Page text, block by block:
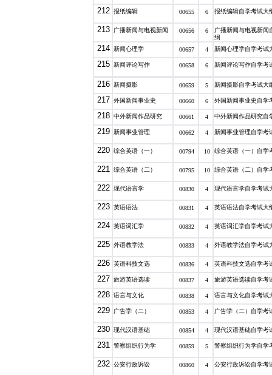
212 报纸编辑 00655 6 报纸编辑自学考试大
213 广播新闻与电视新闻 00656 6
广播新闻与电视新闻
纲
214 新闻心理学 00657 4 新闻心理学自学考试
215 新闻评论写作 00658 6 新闻评论写作自学考
216 新闻摄影 00659 5 新闻摄影自学考试大
217 外国新闻事业史 00660 6 外国新闻事业史自学
218 中外新闻作品研究 00661 4 中外新闻作品研究自
219 新闻事业管理 00662 4 新闻事业管理自学考
220 综合英语（一） 00794 10 综合英语（一）自学
221 综合英语（二） 00795 10 综合英语（二）自学
222 现代语言学 00830 4 现代语言学自学考试
223 英语语法 00831 4 英语语法自学考试大
224 英语词汇学 00832 4 英语词汇学自学考试
225 外语教学法 00833 4 外语教学法自学考试
226 英语科技文选 00836 4 英语科技文选自学考
227 旅游英语选读 00837 4 旅游英语选读自学考
228 语言与文化 00838 4 语言与文化自学考试
229 广告学（二） 00853 4 广告学（二）自学考
230 现代汉语基础 00854 4 现代汉语基础自学考
231 警察组织行为学 00859 5 警察组织行为学自学
232 公安行政诉讼 00860 4 公安行政诉讼自学考